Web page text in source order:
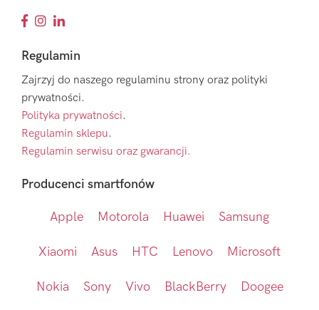
Regulamin
Zajrzyj do naszego regulaminu strony oraz polityki
prywatności.
Polityka prywatności.
Regulamin sklepu.
Regulamin serwisu oraz gwarancji.
Producenci smartfonów
Apple Motorola Huawei Samsung
Xiaomi Asus HTC Lenovo Microsoft
Nokia Sony Vivo BlackBerry Doogee